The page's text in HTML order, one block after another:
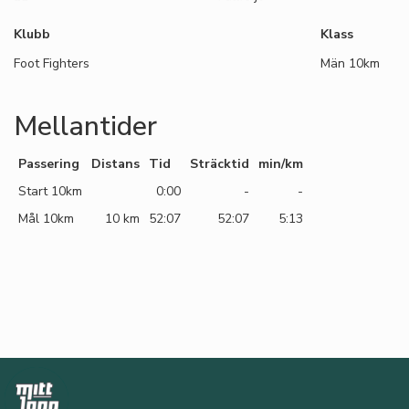
Klubb
Foot Fighters
Klass
Män 10km
Mellantider
Passering Distans Tid Sträcktid
min/km
Start 10km
0:00 -
-
Mål 10km
10 km 52:07 52:07 5:13